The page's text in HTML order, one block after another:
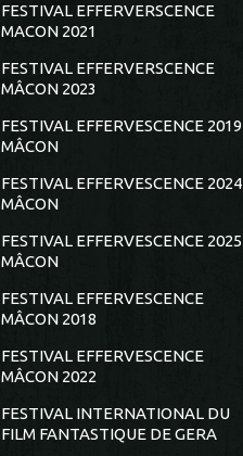
FESTIVAL EFFERVERSCENCE
MACON 2021
FESTIVAL EFFERVERSCENCE
MÂCON 2023
FESTIVAL EFFERVESCENCE 2019
MÂCON
FESTIVAL EFFERVESCENCE 2024
MÂCON
FESTIVAL EFFERVESCENCE 2025
MÂCON
FESTIVAL EFFERVESCENCE
MÂCON 2018
FESTIVAL EFFERVESCENCE
MÂCON 2022
FESTIVAL INTERNATIONAL DU
FILM FANTASTIQUE DE GERA